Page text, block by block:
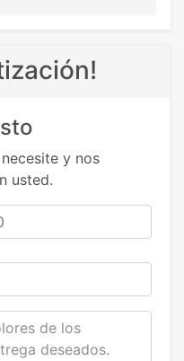
y nos
usted.